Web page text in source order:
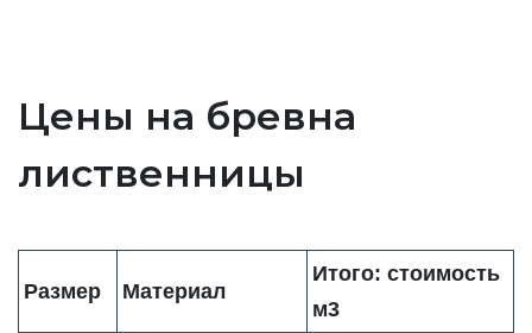
Цены на бревна
лиственницы
Размер Материал
Итого: стоимость
м3